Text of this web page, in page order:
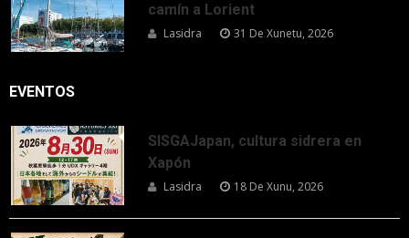
camín a Lorient
Lasidra 31 De Xunetu, 2026
EVENTOS
SISGAJapan, cultura sidrera en
Xapón
Lasidra 18 De Xunu, 2026